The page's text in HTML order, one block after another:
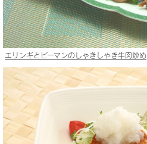
エリンギとピーマンのしゃきしゃき牛肉炒め